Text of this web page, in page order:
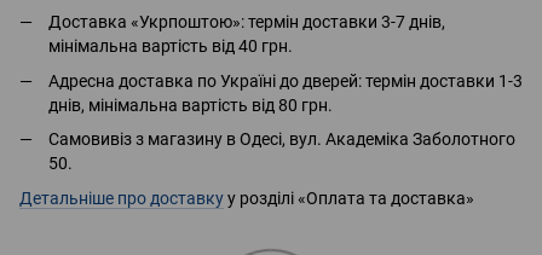
Доставка «Укрпоштою»: термін доставки 3-7 днів,
мінімальна вартість від 40 грн.
Адресна доставка по Україні до дверей: термін доставки 1-3
днів, мінімальна вартість від 80 грн.
Самовивіз з магазину в Одесі, вул. Академіка Заболотного
50.
Детальніше про доставкуу розділі «Оплата та доставка»